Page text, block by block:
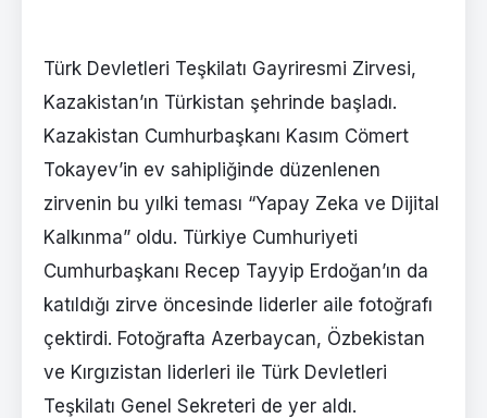
Türk Devletleri Teşkilatı Gayriresmi Zirvesi,
Kazakistan’ın Türkistan şehrinde başladı.
Kazakistan Cumhurbaşkanı Kasım Cömert
Tokayev’in ev sahipliğinde düzenlenen
zirvenin bu yılki teması “Yapay Zeka ve Dijital
Kalkınma” oldu. Türkiye Cumhuriyeti
Cumhurbaşkanı Recep Tayyip Erdoğan’ın da
katıldığı zirve öncesinde liderler aile fotoğrafı
çektirdi. Fotoğrafta Azerbaycan, Özbekistan
ve Kırgızistan liderleri ile Türk Devletleri
Teşkilatı Genel Sekreteri de yer aldı.